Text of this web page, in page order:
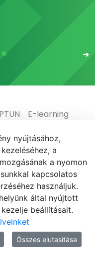
E-learning
Igazgatóság
nyújtásához,
a
a nyomon
kapcsolatos
használjuk.
által nyújtott
beállításait.
Összes elutasítása